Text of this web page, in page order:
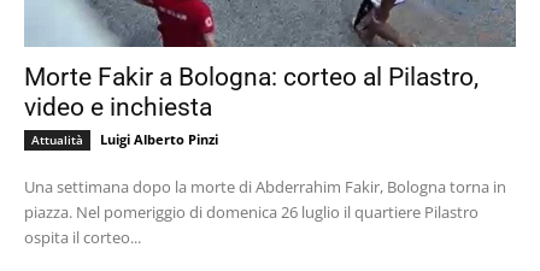
Morte Fakir a Bologna: corteo al Pilastro,
video e inchiesta
Attualità Luigi Alberto Pinzi
Una settimana dopo la morte di Abderrahim Fakir, Bologna torna in
piazza. Nel pomeriggio di domenica 26 luglio il quartiere Pilastro
ospita il corteo...